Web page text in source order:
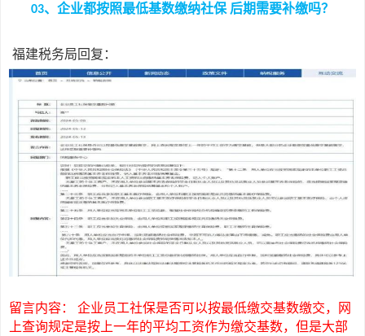
03、企业都按照最低基数缴纳社保 后期需要补缴吗？
福建税务局回复：
留言内容：
企业员工社保是否可以按最低缴交基数缴交，网
上查询规定是按上一年的平均工资作为缴交基数，但是大部